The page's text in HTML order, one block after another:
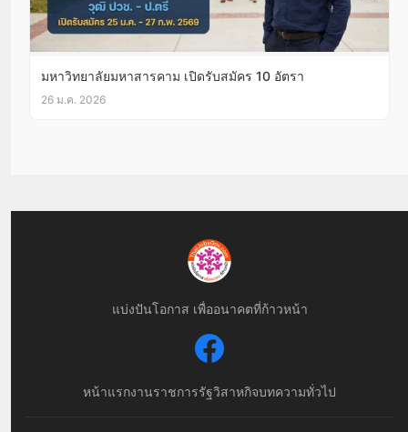
มหาวิทยาลัยมหาสารคาม เปิดรับสมัคร 10 อัตรา
26 ม.ค. 2026
แบ่งปันโอกาส เพื่ออนาคตที่ก้าวหน้า
หน้าแรกงานราชการรัฐวิสาหกิจบทความทั่วไป